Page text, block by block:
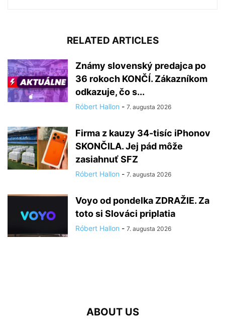
RELATED ARTICLES
Známy slovenský predajca po
36 rokoch KONČÍ. Zákazníkom
odkazuje, čo s...
Róbert Hallon - 7. augusta 2026
Firma z kauzy 34-tisíc iPhonov
SKONČILA. Jej pád môže
zasiahnuť SFZ
Róbert Hallon - 7. augusta 2026
Voyo od pondelka ZDRAŽIE. Za
toto si Slováci priplatia
Róbert Hallon - 7. augusta 2026
ABOUT US